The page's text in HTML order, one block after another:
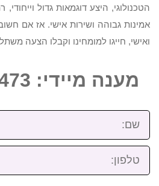
הטכנולוגי, היצע דוגמאות גדול
אמינות גבוהה ושירות אישי. אז אם
ואישי, חייגו למומחינו וקבלו הצעה
מענה מיידי: 072-3922-473
שם:
טלפון: